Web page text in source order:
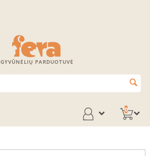
GYVŪNĖLIŲ PARDUOTUVĖ
0